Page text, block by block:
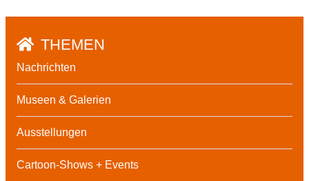
THEMEN
Nachrichten
Museen & Galerien
Ausstellungen
Cartoon-Shows + Events